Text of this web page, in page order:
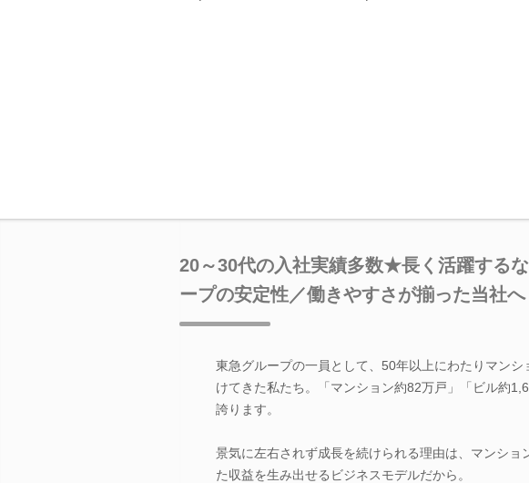
20～30代の入社実績多数★長く活躍する
ープの安定性／働きやすさが揃った当社へ
東急グループの一員として、50年以上にわたりマン
けてきた私たち。「マンション約82万戸」「ビル約
誇ります。
景気に左右されず成長を続けられる理由は、マンショ
た収益を生み出せるビジネスモデルだから。